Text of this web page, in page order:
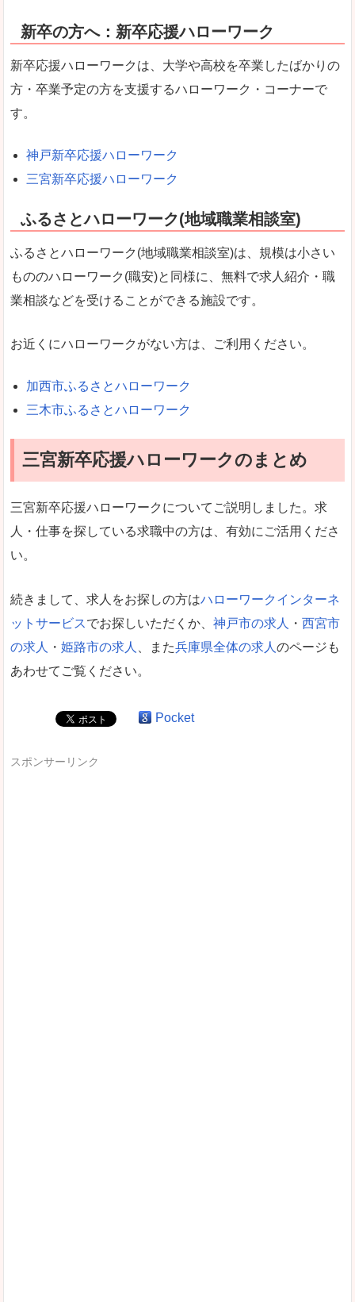
新卒の方へ：新卒応援ハローワーク
新卒応援ハローワークは、大学や高校を卒業したばかりの
方・卒業予定の方を支援するハローワーク・コーナーで
す。
神戸新卒応援ハローワーク
三宮新卒応援ハローワーク
ふるさとハローワーク(地域職業相談室)
ふるさとハローワーク(地域職業相談室)は、規模は小さい
もののハローワーク(職安)と同様に、無料で求人紹介・職
業相談などを受けることができる施設です。
お近くにハローワークがない方は、ご利用ください。
加西市ふるさとハローワーク
三木市ふるさとハローワーク
三宮新卒応援ハローワークのまとめ
三宮新卒応援ハローワークについてご説明しました。求
人・仕事を探している求職中の方は、有効にご活用くださ
い。
続きまして、求人をお探しの方はハローワークインターネ
ットサービスでお探しいただくか、 神戸市の求人 ・ 西宮市
の求人
・ 姫路市の求人 、また兵庫県全体の求人 のページも
あわせてご覧ください。
Pocket
スポンサーリンク